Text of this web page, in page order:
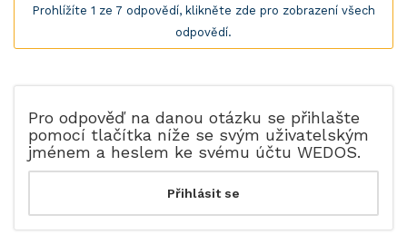
Prohlížíte 1 ze 7 odpovědí, klikněte zde pro zobrazení všech
odpovědí.
Pro odpověď na danou otázku se přihlašte
pomocí tlačítka níže se svým uživatelským
jménem a heslem ke svému účtu WEDOS.